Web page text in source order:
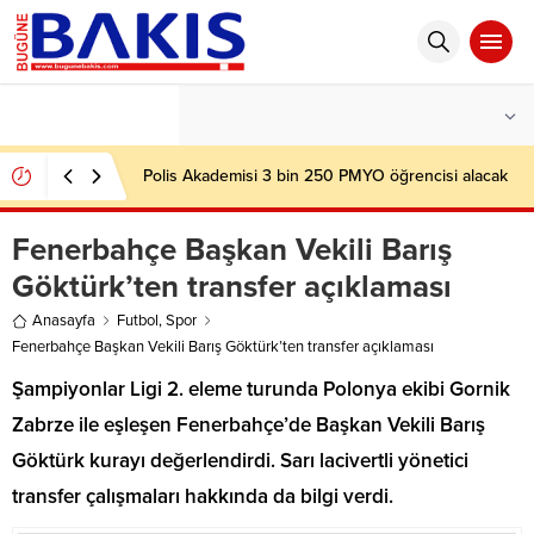
Polis Akademisi 3 bin 250 PMYO öğrencisi alacak
Fenerbahçe Başkan Vekili Barış
Göktürk’ten transfer açıklaması
Anasayfa Futbol,Spor
Fenerbahçe Başkan Vekili Barış Göktürk’ten transfer açıklaması
Şampiyonlar Ligi 2. eleme turunda Polonya ekibi Gornik
Zabrze ile eşleşen Fenerbahçe’de Başkan Vekili Barış
Göktürk kurayı değerlendirdi. Sarı lacivertli yönetici
transfer çalışmaları hakkında da bilgi verdi.